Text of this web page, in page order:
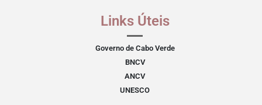
Links Úteis
Governo de Cabo Verde
BNCV
ANCV
UNESCO